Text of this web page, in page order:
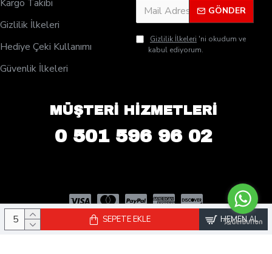
SEPETE EKLE HEMEN AL
Kargo Takibi
Gizlilik İlkeleri
Hediye Çeki Kullanımı
Güvenlik İlkeleri
GÖNDER
Gizlilik İlkeleri 'ni okudum ve
kabul ediyorum.
MÜŞTERİ HİZMETLERİ
0 501 596 96 02